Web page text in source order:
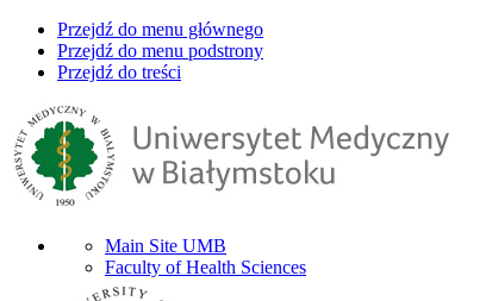
Przejdź do menu głównego
Przejdź do menu podstrony
Przejdź do treści
Main Site UMB
Faculty of Health Sciences